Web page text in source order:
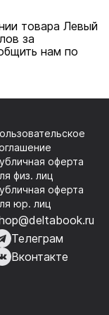
товара Левый
за
нам по
оферта
физ. лиц
оферта
юр. лиц
Телеграм
Вконтакте